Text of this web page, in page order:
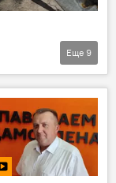
Еще 9